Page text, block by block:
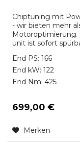
Chiptuning mit
- wir bieten mehr
Motoroptimierung.
unit ist sofort
End PS: 166
End kW: 122
End Nm: 425
699,00 €
Merken